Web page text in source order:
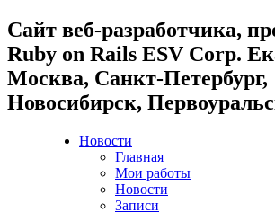
Cайт веб-разработчика,
Ruby on Rails ESV Corp.
Москва, Санкт-Петербург,
Новосибирск,
Новости
Главная
Мои работы
Новости
Записи